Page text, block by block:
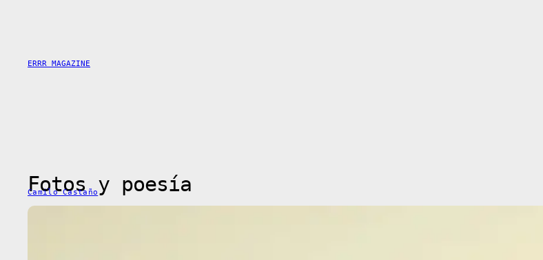
ERRR MAGAZINE
Fotos y poesía
Camilo Castaño